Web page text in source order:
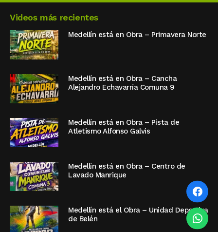
Videos más recientes
Medellín está en Obra – Primavera Norte
Medellín está en Obra – Cancha
Alejandro Echavarría Comuna 9
Medellín está en Obra – Pista de
Atletismo Alfonso Galvis
Medellín está en Obra – Centro de
Lavado Manrique
Medellín está el Obra – Unidad Deportiva
de Belén